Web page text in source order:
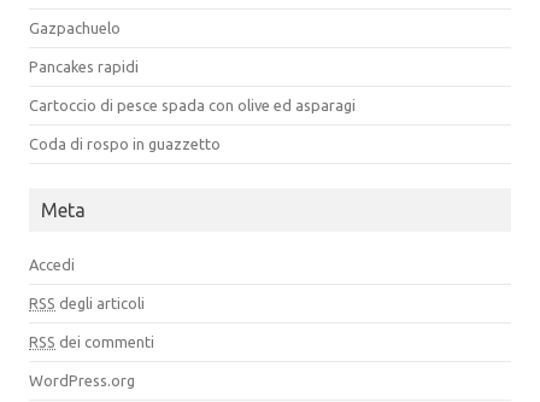
Gazpachuelo
Pancakes rapidi
Cartoccio di pesce spada con olive ed asparagi
Coda di rospo in guazzetto
Meta
Accedi
RSS degli articoli
RSS dei commenti
WordPress.org